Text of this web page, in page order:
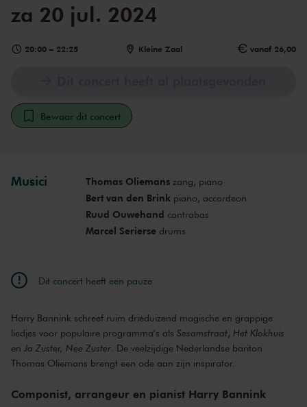
za 20 jul. 2024
20:00 – 22:25 Kleine Zaal vanaf 26,00
Bewaar dit concert
Musici Thomas Oliemanszang, piano
Bert van den Brink piano, accordeon
Ruud Ouwehand contrabas
Marcel Seriersedrums
Dit concert heeft een pauze
Harry Bannink schreef ruim drieduizend magische en grappige
liedjes voor populaire programma’s als Sesamstraat, Het Klokhuis
en Ja Zuster, Nee Zuster . De veelzijdige Nederlandse bariton
Thomas Oliemans brengt een ode aan zijn inspirator.
Componist, arrangeur en pianist Harry Bannink